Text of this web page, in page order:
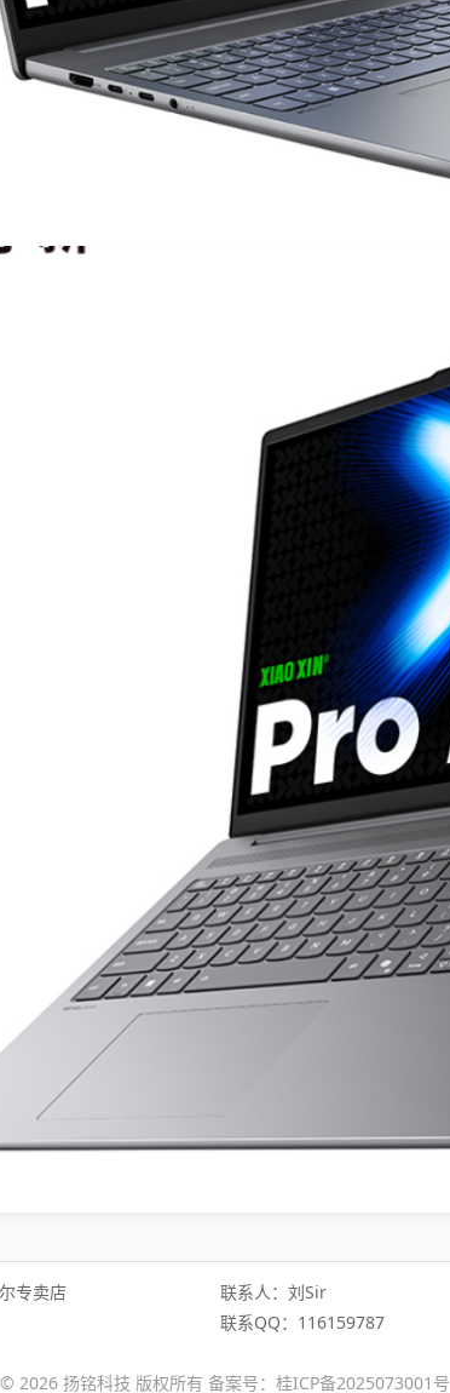
专卖店
联系人：刘Sir
联系QQ：116159787
© 2026 扬铭科技 版权所有 备案号：桂ICP备2025073001号